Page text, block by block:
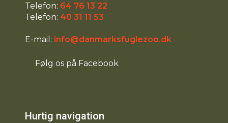
​Telefon: 64 76 13 22
​Telefon: 40 31 11 53
​E-mail: info@danmarksfuglezoo.dk
​Følg os på Facebook
Hurtig navigation